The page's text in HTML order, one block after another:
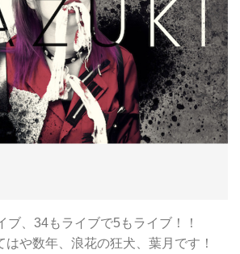
ブ、34もライブで5もライブ！！
はや数年、浪花の狂犬、葉月です！